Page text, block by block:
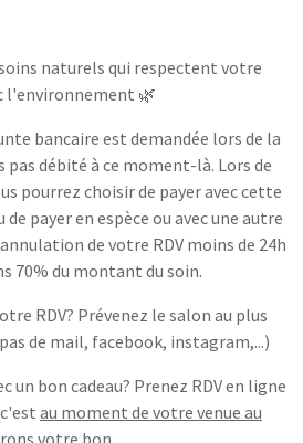
naturels qui respectent votre
l'environnement 🌿
bancaire est demandée lors de la
pas débité à ce moment-là. Lors de
pourrez choisir de payer avec cette
payer en espèce ou avec une autre
de votre RDV moins de 24h
70% du montant du soin.
RDV? Prévenez le salon au plus
de mail, facebook, instagram,...)
un bon cadeau? Prenez RDV en ligne
au moment de votre venue au
votre bon.